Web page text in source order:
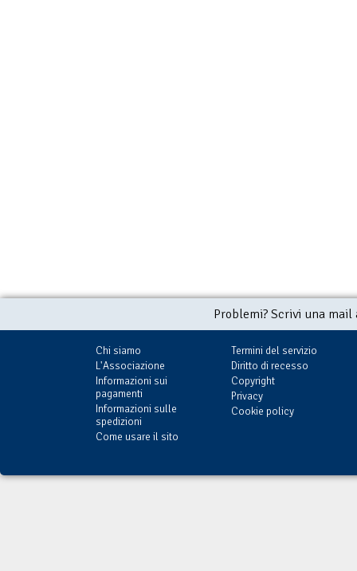
Problemi? Scrivi una
Chi siamo
L'Associazione
Informazioni sui
pagamenti
Informazioni sulle
spedizioni
Come usare il sito
Termini del servizio
Diritto di recesso
Copyright
Privacy
Cookie policy